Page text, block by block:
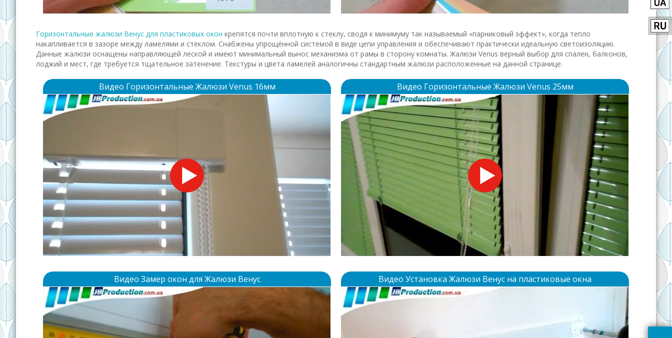
Горизонтальные жалюзи Венус для пластиковых окон крепятся почти вплотную к стеклу, сводя к минимуму так называемый «парниковый эффект», когда тепло
накапливается в зазоре между ламелями и стеклом. Снабжены упрощённой системой в виде цепи управления и обеспечивают практически идеальную светоизоляцию.
Данные жалюзи оснащены направляющей леской и имеют минимальный вынос механизма от рамы в сторону комнаты. Жалюзи Venus верный выбор для спален, балконов,
лоджий и мест, где требуется тщательное затенение. Текстуры и цвета ламелей аналогичны стандартным жалюзи расположенные на данной странице.
Видео Горизонтальные Жалюзи Venus 16мм Видео Горизонтальные Жалюзи Venus 25мм
Видео Замер окон для Жалюзи Венус Видео Установка Жалюзи Венус на пластиковые окна